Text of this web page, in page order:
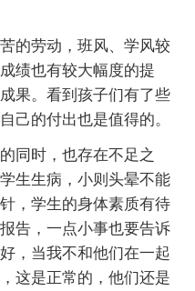
的劳动，班风、学风较
绩也有较大幅度的提
果。看到孩子们有了些
己的付出也是值得的。
同时，也存在不足之
生生病，小则头晕不能
，学生的身体素质有待
告，一点小事也要告诉
，当我不和他们在一起
这是正常的，他们还是